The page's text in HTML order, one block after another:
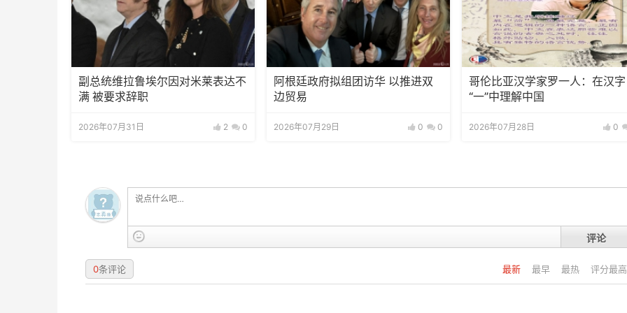
副总统维拉鲁埃尔因对米莱表达不
满 被要求辞职
2026年07月31日 2 0
阿根廷政府拟组团访华 以推进双
边贸易
2026年07月29日 0 0
哥伦比亚汉学家罗一人：在汉字
“一”中理解中国
2026年07月28日 0
评论
最新 最早 最热 评分最高
0条评论